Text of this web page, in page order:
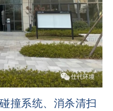
撞系统、消杀清扫